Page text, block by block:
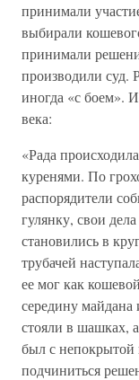
принимали
выбирали
принимали
производили суд.
иногда «с боем».
века:
«Рада
куренями. По
распорядители
гулянку, свои
становились в
трубачей
ее мог как
середину майдана
стояли в шашках,
был с непокрытой
подчиниться